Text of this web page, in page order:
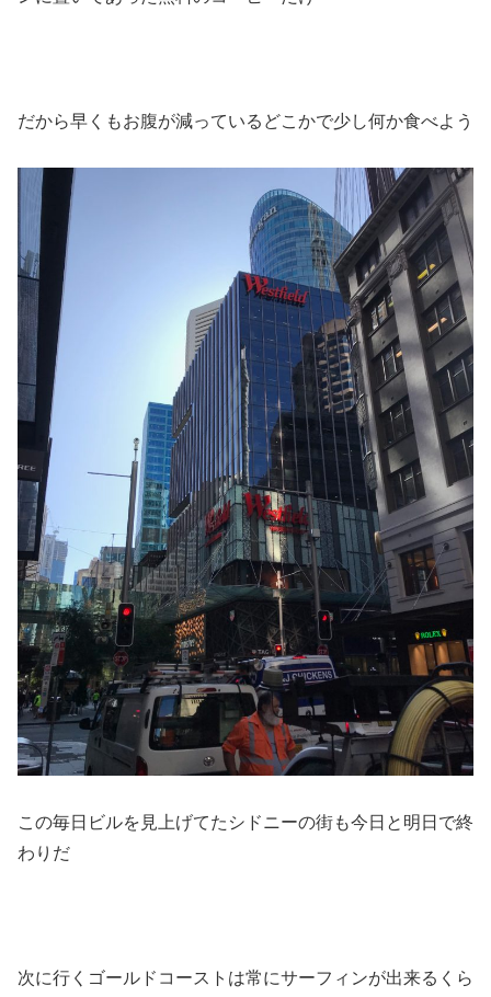
だから早くもお腹が減っているどこかで少し何か食べよう
この毎日ビルを見上げてたシドニーの街も今日と明日で終
わりだ
次に行くゴールドコーストは常にサーフィンが出来るくら